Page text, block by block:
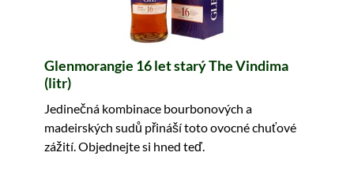
Glenmorangie 16 let starý The Vindima
(litr)
Jedinečná kombinace bourbonových a
madeirských sudů přináší toto ovocné chuťové
zážití. Objednejte si hned teď.